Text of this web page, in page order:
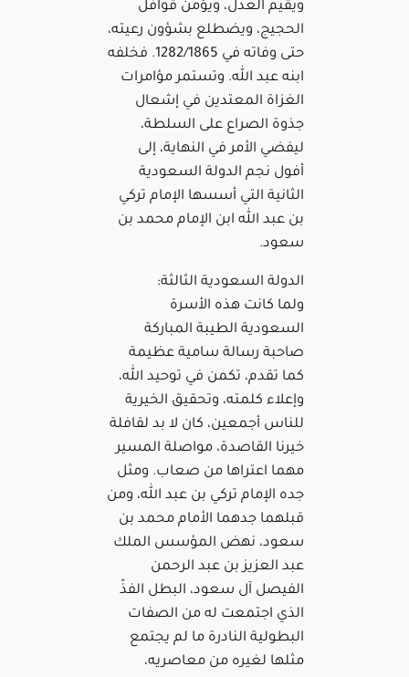
ويقيم العدل، ويؤمن قوافل
الحجيج، ويضطلع بشؤون رعيته،
حتى وفاته في 1282/1865. فخلفه
ابنه عبد الله. وتستمر مؤامرات
الغزاة المعتدين في إشعال
جذوة الصراع على السلطة،
ليفضي الأمر في النهاية، إلى
أفول نجم الدولة السعودية
الثانية التي أسسها الإمام تركي
بن عبد الله ابن الإمام محمد بن
سعود.
الدولة السعودية الثالثة:
ولما كانت هذه الأسرة
السعودية الطيبة المباركة
صاحبة رسالة سامية عظيمة
كما تقدم، تكمن في توحيد الله،
وإعلاء كلمته، وتحقيق الخيرية
للناس أجمعين، كان لا بد لقافلة
خيرنا القاصدة، مواصلة المسير
مهما اعتراها من صعاب. ومثل
جده الإمام تركي بن عبد الله، ومن
قبلهما جدهما الأمام محمد بن
سعود، نهض المؤسس الملك
عبد العزيز بن عبد الرحمن
الفيصل آل سعود، البطل الفذّ
الذي اجتمعت له من الصفات
البطولية النادرة ما لم يجتمع
مثلها لغيره من معاصريه،